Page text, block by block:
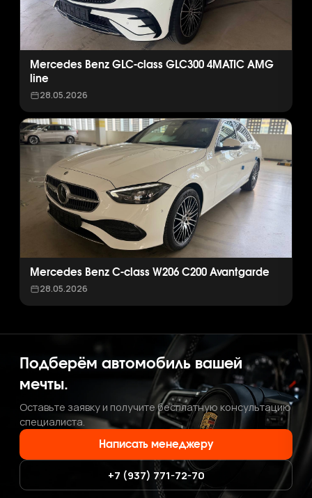
Mercedes Benz GLC-class GLC300 4MATIC AMG
line
28.05.2026
Mercedes Benz C-class W206 C200 Avantgarde
28.05.2026
Подберём автомобиль вашей
мечты.
Оставьте заявку и получите бесплатную консультацию
специалиста.
Написать менеджеру
+7 (937) 771-72-70